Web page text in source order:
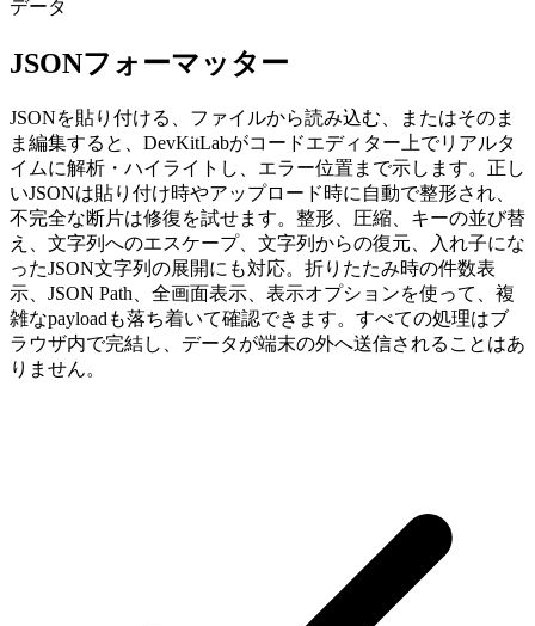
データ
JSONフォーマッター
JSONを貼り付ける、ファイルから読み込む、またはそのま
ま編集すると、DevKitLabがコードエディター上でリアルタ
イムに解析・ハイライトし、エラー位置まで示します。正し
いJSONは貼り付け時やアップロード時に自動で整形され、
不完全な断片は修復を試せます。整形、圧縮、キーの並び替
え、文字列へのエスケープ、文字列からの復元、入れ子にな
ったJSON文字列の展開にも対応。折りたたみ時の件数表
示、JSON Path、全画面表示、表示オプションを使って、複
雑なpayloadも落ち着いて確認できます。すべての処理はブ
ラウザ内で完結し、データが端末の外へ送信されることはあ
りません。